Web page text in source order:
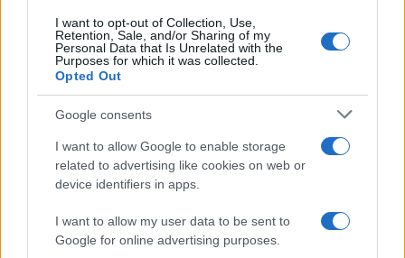
I want to opt-out of Collection, Use,
Retention, Sale, and/or Sharing of my
Personal Data that Is Unrelated with the
Purposes for which it was collected.
Opted Out
Google consents
I want to allow Google to enable storage
related to advertising like cookies on web or
device identifiers in apps.
I want to allow my user data to be sent to
Google for online advertising purposes.
DEPORTES
FIFA anuncia que las futbolistas recibirán